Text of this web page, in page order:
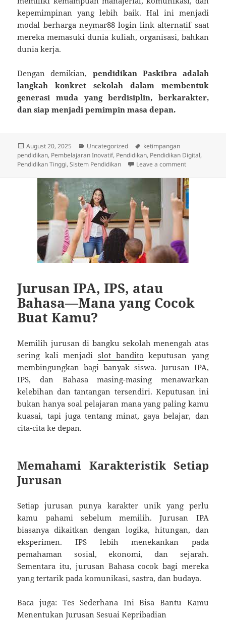
kepemimpinan yang lebih baik. Hal ini menjadi
modal berharga neymar88 login link alternatifsaat
mereka memasuki dunia kuliah, organisasi, bahkan
dunia kerja.
Dengan demikian, pendidikan Paskibra adalah
langkah konkret sekolah dalam membentuk
generasi muda yang berdisiplin, berkarakter,
dan siap menjadi pemimpin masa depan.
Posted
on
August 20, 2025 Categories
Uncategorized Tags
ketimpangan
pendidikan, Pembelajaran Inovatif, Pendidikan, Pendidikan Digital,
Pendidikan Tinggi,Sistem Pendidikan Leave a commenton
Jurusan IPA, IPS, atau
Bahasa—Mana yang Cocok
Buat Kamu?
Memilih jurusan di bangku sekolah menengah atas
sering kali menjadi slot bandito keputusan yang
membingungkan bagi banyak siswa. Jurusan IPA,
IPS, dan Bahasa masing-masing menawarkan
kelebihan dan tantangan tersendiri. Keputusan ini
bukan hanya soal pelajaran mana yang paling kamu
kuasai, tapi juga tentang minat, gaya belajar, dan
cita-cita ke depan.
Memahami Karakteristik Setiap
Jurusan
Setiap jurusan punya karakter unik yang perlu
kamu pahami sebelum memilih. Jurusan IPA
biasanya dikaitkan dengan logika, hitungan, dan
eksperimen. IPS lebih menekankan pada
pemahaman sosial, ekonomi, dan sejarah.
Sementara itu, jurusan Bahasa cocok bagi mereka
yang tertarik pada komunikasi, sastra, dan budaya.
Baca juga: Tes Sederhana Ini Bisa Bantu Kamu
Menentukan Jurusan Sesuai Kepribadian